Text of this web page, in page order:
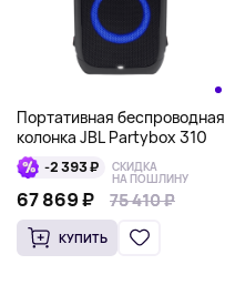
Портативная беспроводная
колонка JBL Partybox 310
-2 393 ₽ СКИДКА
НА ПОШЛИНУ
75 410 ₽
67 869 ₽ 75 410 ₽
КУПИТЬ